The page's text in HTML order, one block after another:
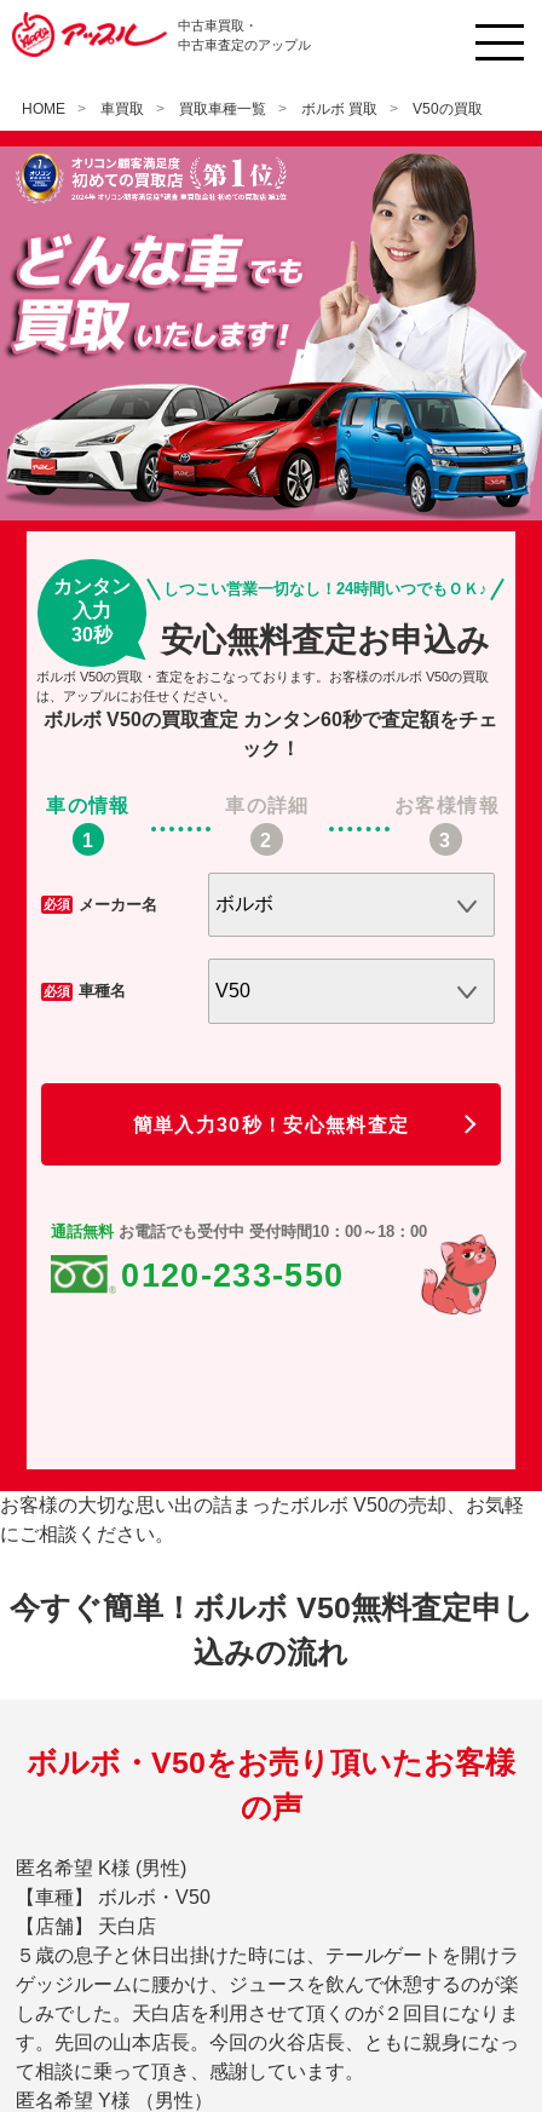
中古車買取・
中古車査定のアップル
HOME 車買取 買取車種一覧 ボルボ 買取 V50の買取
カンタン
入力
30秒
しつこい営業一切なし！24時間いつでもＯＫ♪
安心無料査定お申込み
ボルボ V50の買取・査定をおこなっております。お客様のボルボ V50の買取
は、アップルにお任せください。
ボルボ V50の買取査定 カンタン60秒で査定額をチェ
ック！
車の情報 車の詳細 お客様情報
必須 メーカー名
必須 車種名
簡単入力30秒！安心無料査定
通話無料お電話でも受付中 受付時間10：00～18：00
0120-233-550
お客様の大切な思い出の詰まったボルボ V50の売却、お気軽
にご相談ください。
今すぐ簡単！ボルボ V50無料査定申し
込みの流れ
ボルボ・V50をお売り頂いたお客様
の声
匿名希望 K様 (男性)
【車種】 ボルボ・V50
【店舗】 天白店
５歳の息子と休日出掛けた時には、テールゲートを開けラ
ゲッジルームに腰かけ、ジュースを飲んで休憩するのが楽
しみでした。天白店を利用させて頂くのが２回目になりま
す。先回の山本店長。今回の火谷店長、ともに親身になっ
て相談に乗って頂き、感謝しています。
匿名希望 Y様 （男性）